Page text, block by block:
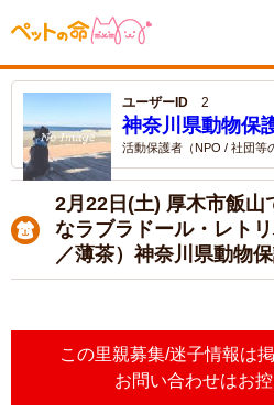
ユーザーID 2
神奈川県動物保
活動保護者（NPO / 社団等
2月22日(土) 厚木市飯山
なラブラドール・レト
／薄茶）神奈川県動物
この里親募集/迷子情報は
お問い合わせはお控